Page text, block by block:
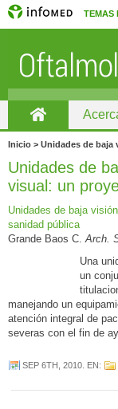
TEMAS
Inicio > Unidades de
Unidades de
visual: un
Unidades de baja
sanidad pública
Grande Baos C.Arch.
Una
un
manejando un
atención integral de
severas con el fin de
SEP 6TH, 2010 . EN: